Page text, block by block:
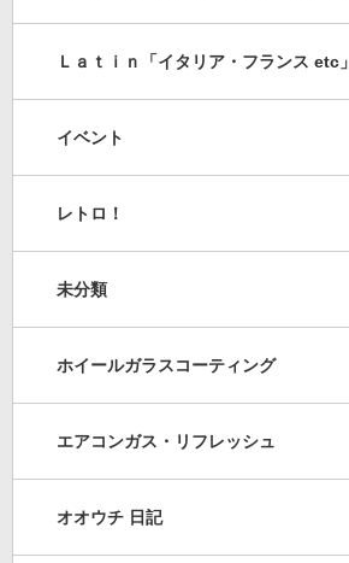
Ｌａｔｉｎ「イタリア・フランス etc」
イベント
レトロ！
未分類
ホイールガラスコーティング
エアコンガス・リフレッシュ
オオウチ 日記